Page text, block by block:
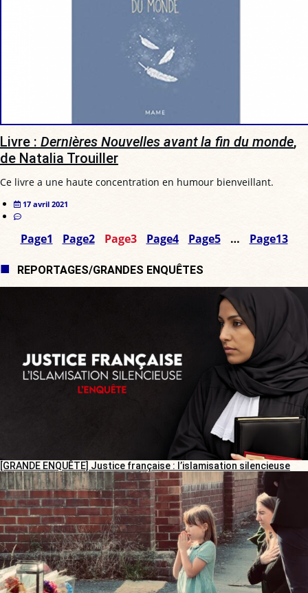
Livre : Dernières Nouvelles avant la fin du monde,
de Natalia Trouiller
Ce livre a une haute concentration en humour bienveillant.
17 avril 2021
Page1 Page2 Page3 Page4 Page5 … Page13
REPORTAGES/GRANDES ENQUÊTES
[GRANDE ENQUÊTE] Justice française : l’islamisation silencieuse